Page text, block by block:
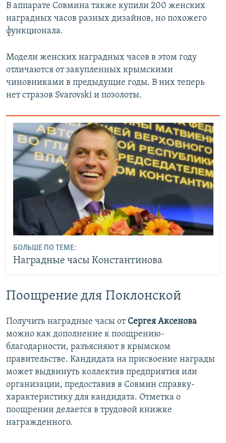
В аппарате Совмина также купили 200 женских
наградных часов разных дизайнов, но похожего
функционала.
Модели женских наградных часов в этом году
отличаются от закупленных крымскими
чиновниками в предыдущие годы. В них теперь
нет стразов Svarovski и позолоты.
БОЛЬШЕ ПО ТЕМЕ:
Наградные часы Константинова
Поощрение для Поклонской
Получить наградные часы от Сергея Аксенова
можно как дополнение к поощрению-
благодарности, разъясняют в крымском
правительстве. Кандидата на присвоение награды
может выдвинуть коллектив предприятия или
организации, предоставив в Совмин справку-
характеристику для кандидата. Отметка о
поощрении делается в трудовой книжке
награжденного.